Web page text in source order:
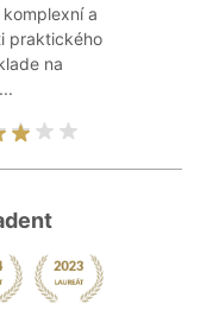
a
praktického
na